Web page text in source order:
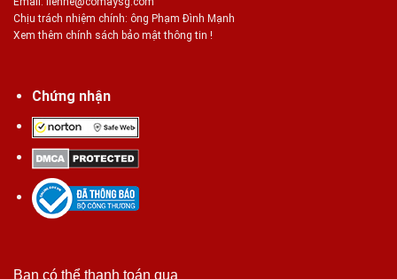
Chịu trách nhiệm chính: ông Phạm Đình Mạnh
Xem thêm chính sách bảo mật thông tin !
Chứng nhận
Bạn có thể thanh toán qua